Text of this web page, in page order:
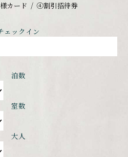
カード
④割引招待券
ェックイン
泊数
室数
大人